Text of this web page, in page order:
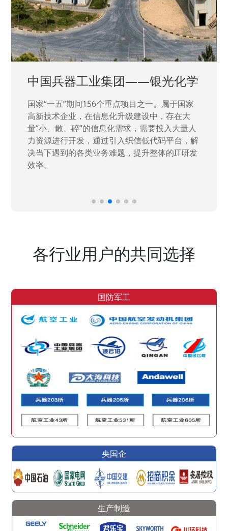
中国兵器工业集团——银光化学
国家“一五”期间156个重点项目之一。属于国家
高新技术企业，在信息化升级建设中，存在大
量“小、散、碎”的信息化需求，需要投入大量人
力资源进行开发，通过引入织信低代码平台，解
决当下遇到的各类业务难题，提升整体的IT研发
效率。
各行业用户的共同选择
国防军工
央国企
生产制造